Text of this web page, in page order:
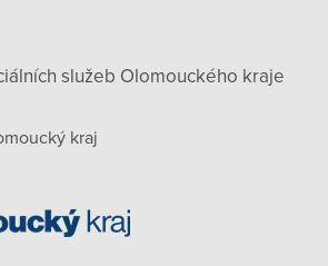
služeb Olomouckého kraje
kraj